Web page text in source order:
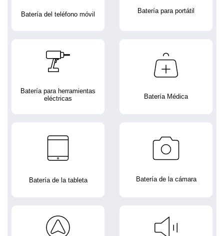
Batería del teléfono móvil Batería para portátil
Batería para herramientas
eléctricas
Batería Médica
Batería de la tableta Batería de la cámara